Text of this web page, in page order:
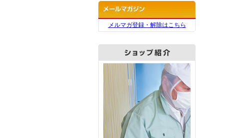
メルマガ登録・解除はこちら